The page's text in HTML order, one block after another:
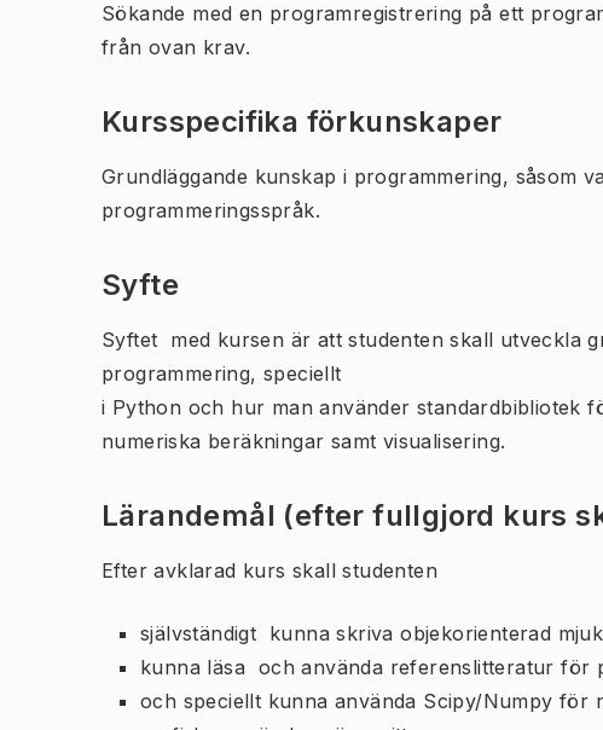
Sökande med en programregistrering på ett
från ovan krav.
Kursspecifika förkunskaper
Grundläggande kunskap i programmering, såsom
programmeringsspråk.
Syfte
Syftet med kursen är att studenten skall utveckla
programmering, speciellt
i Python och hur man använder standardbibliotek
numeriska beräkningar samt visualisering.
Lärandemål (efter fullgjord kurs
Efter avklarad kurs skall studenten
självständigt kunna skriva objekorienterad
kunna läsa och använda referenslitteratur för
och speciellt kunna använda Scipy/Numpy för